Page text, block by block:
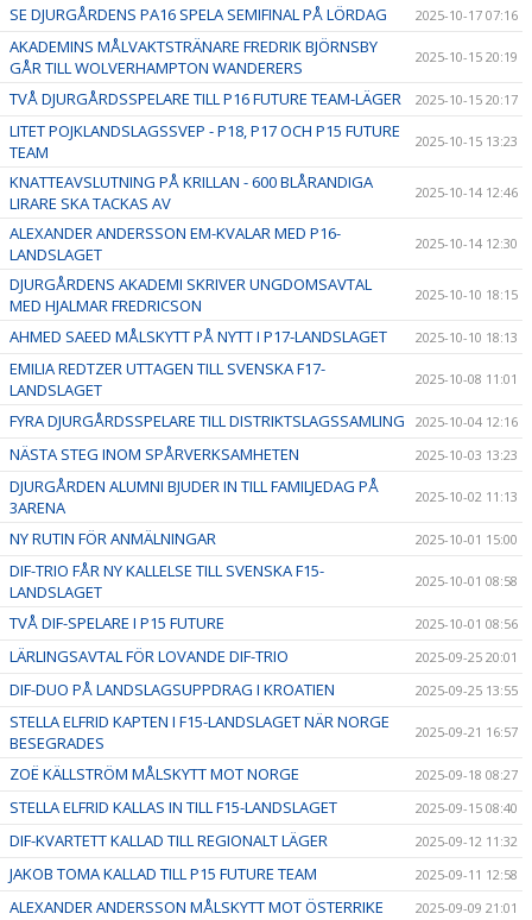
SE DJURGÅRDENS PA16 SPELA SEMIFINAL PÅ LÖRDAG 2025-10-17 07:16
AKADEMINS MÅLVAKTSTRÄNARE FREDRIK BJÖRNSBY
GÅR TILL WOLVERHAMPTON WANDERERS
2025-10-15 20:19
TVÅ DJURGÅRDSSPELARE TILL P16 FUTURE TEAM-LÄGER 2025-10-15 20:17
LITET POJKLANDSLAGSSVEP - P18, P17 OCH P15 FUTURE
TEAM
2025-10-15 13:23
KNATTEAVSLUTNING PÅ KRILLAN - 600 BLÅRANDIGA
LIRARE SKA TACKAS AV
2025-10-14 12:46
ALEXANDER ANDERSSON EM-KVALAR MED P16-
LANDSLAGET
2025-10-14 12:30
DJURGÅRDENS AKADEMI SKRIVER UNGDOMSAVTAL
MED HJALMAR FREDRICSON
2025-10-10 18:15
AHMED SAEED MÅLSKYTT PÅ NYTT I P17-LANDSLAGET 2025-10-10 18:13
EMILIA REDTZER UTTAGEN TILL SVENSKA F17-
LANDSLAGET
2025-10-08 11:01
FYRA DJURGÅRDSSPELARE TILL DISTRIKTSLAGSSAMLING 2025-10-04 12:16
NÄSTA STEG INOM SPÅRVERKSAMHETEN 2025-10-03 13:23
DJURGÅRDEN ALUMNI BJUDER IN TILL FAMILJEDAG PÅ
3ARENA
2025-10-02 11:13
NY RUTIN FÖR ANMÄLNINGAR 2025-10-01 15:00
DIF-TRIO FÅR NY KALLELSE TILL SVENSKA F15-
LANDSLAGET
2025-10-01 08:58
TVÅ DIF-SPELARE I P15 FUTURE 2025-10-01 08:56
LÄRLINGSAVTAL FÖR LOVANDE DIF-TRIO 2025-09-25 20:01
DIF-DUO PÅ LANDSLAGSUPPDRAG I KROATIEN 2025-09-25 13:55
STELLA ELFRID KAPTEN I F15-LANDSLAGET NÄR NORGE
BESEGRADES
2025-09-21 16:57
ZOË KÄLLSTRÖM MÅLSKYTT MOT NORGE 2025-09-18 08:27
STELLA ELFRID KALLAS IN TILL F15-LANDSLAGET 2025-09-15 08:40
DIF-KVARTETT KALLAD TILL REGIONALT LÄGER 2025-09-12 11:32
JAKOB TOMA KALLAD TILL P15 FUTURE TEAM 2025-09-11 12:58
ALEXANDER ANDERSSON MÅLSKYTT MOT ÖSTERRIKE 2025-09-09 21:01